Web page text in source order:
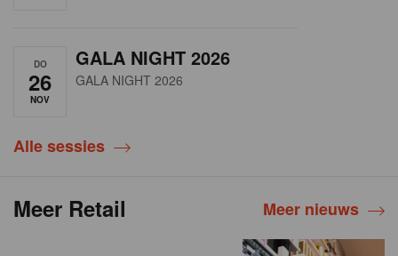
DO
26
NOV
GALA NIGHT 2026
GALA NIGHT 2026
Alle sessies
Meer Retail Meer nieuws